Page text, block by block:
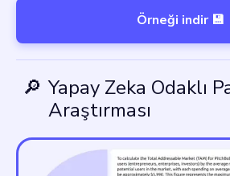
Örneği indir 💾
🔎 Yapay Zeka Odaklı
Araştırması